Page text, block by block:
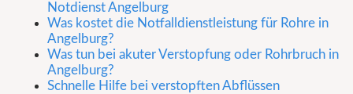
Notdienst Angelburg
Was kostet die Notfalldienstleistung für Rohre in
Angelburg?
Was tun bei akuter Verstopfung oder Rohrbruch in
Angelburg?
Schnelle Hilfe bei verstopften Abflüssen